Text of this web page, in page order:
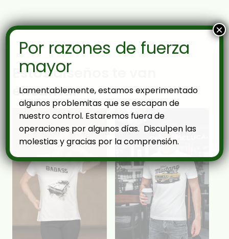
Estos diseños te van
encantar
Por razones de fuerza
mayor
Lamentablemente, estamos experimentado
algunos problemitas que se escapan de
nuestro control. Estaremos fuera de
operaciones por algunos días. Disculpen las
molestias y gracias por la comprensión.
×